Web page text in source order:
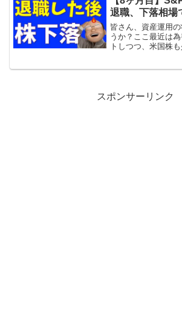
退職、下落相場
皆さん、資産運用
うか？ここ最近は
トしつつ、米国株
スポンサーリンク